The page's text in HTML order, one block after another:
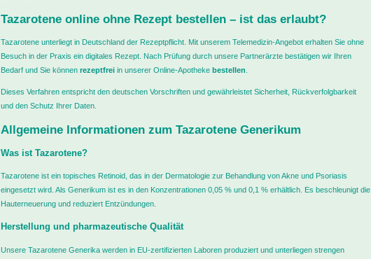
Tazarotene online ohne Rezept bestellen – ist das erlaubt?
Tazarotene unterliegt in Deutschland der Rezeptpflicht. Mit unserem Telemedizin-Angebot erhalten Sie ohne
Besuch in der Praxis ein digitales Rezept. Nach Prüfung durch unsere Partnerärzte bestätigen wir Ihren
Bedarf und Sie können rezeptfreiin unserer Online-Apotheke bestellen
Dieses Verfahren entspricht den deutschen Vorschriften und gewährleistet Sicherheit, Rückverfolgbarkeit
und den Schutz Ihrer Daten.
Allgemeine Informationen zum Tazarotene Generikum
Was ist Tazarotene?
Tazarotene ist ein topisches Retinoid, das in der Dermatologie zur Behandlung von Akne und Psoriasis
eingesetzt wird. Als Generikum ist es in den Konzentrationen 0,05 % und 0,1 % erhältlich. Es beschleunigt die
Hauterneuerung und reduziert Entzündungen.
Herstellung und pharmazeutische Qualität
Unsere Tazarotene Generika werden in EU-zertifizierten Laboren produziert und unterliegen strengen